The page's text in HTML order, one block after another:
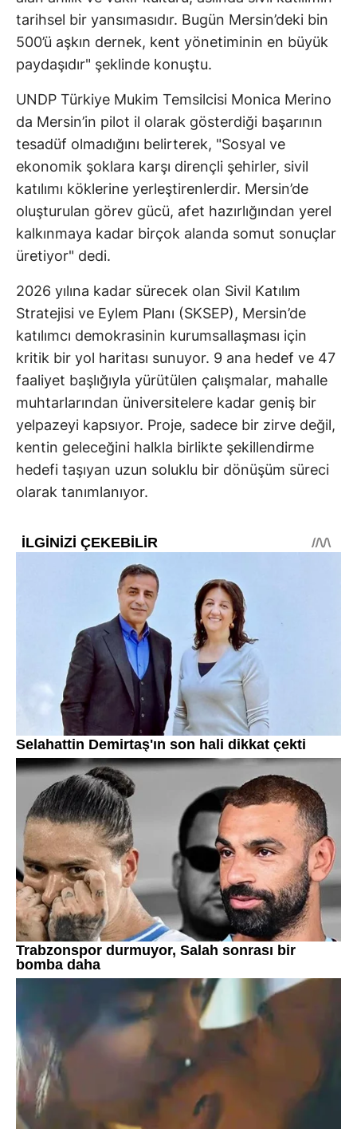
tarihsel bir yansımasıdır. Bugün Mersin’deki bin
500’ü aşkın dernek, kent yönetiminin en büyük
paydaşıdır" şeklinde konuştu.
UNDP Türkiye Mukim Temsilcisi Monica Merino
da Mersin’in pilot il olarak gösterdiği başarının
tesadüf olmadığını belirterek, "Sosyal ve
ekonomik şoklara karşı dirençli şehirler, sivil
katılımı köklerine yerleştirenlerdir. Mersin’de
oluşturulan görev gücü, afet hazırlığından yerel
kalkınmaya kadar birçok alanda somut sonuçlar
üretiyor" dedi.
2026 yılına kadar sürecek olan Sivil Katılım
Stratejisi ve Eylem Planı (SKSEP), Mersin’de
katılımcı demokrasinin kurumsallaşması için
kritik bir yol haritası sunuyor. 9 ana hedef ve 47
faaliyet başlığıyla yürütülen çalışmalar, mahalle
muhtarlarından üniversitelere kadar geniş bir
yelpazeyi kapsıyor. Proje, sadece bir zirve değil,
kentin geleceğini halkla birlikte şekillendirme
hedefi taşıyan uzun soluklu bir dönüşüm süreci
olarak tanımlanıyor.